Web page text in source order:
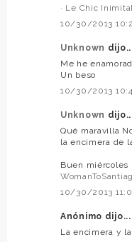
· Le Chic
10/30/2013
Unknown
Me he
Un beso
10/30/2013
Unknown
Qué maravilla
la encimera de
Buen miércoles
10/30/2013
Anónimo dijo...
La encimera y